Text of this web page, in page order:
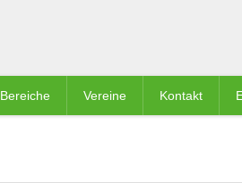
Bereiche Vereine Kontakt